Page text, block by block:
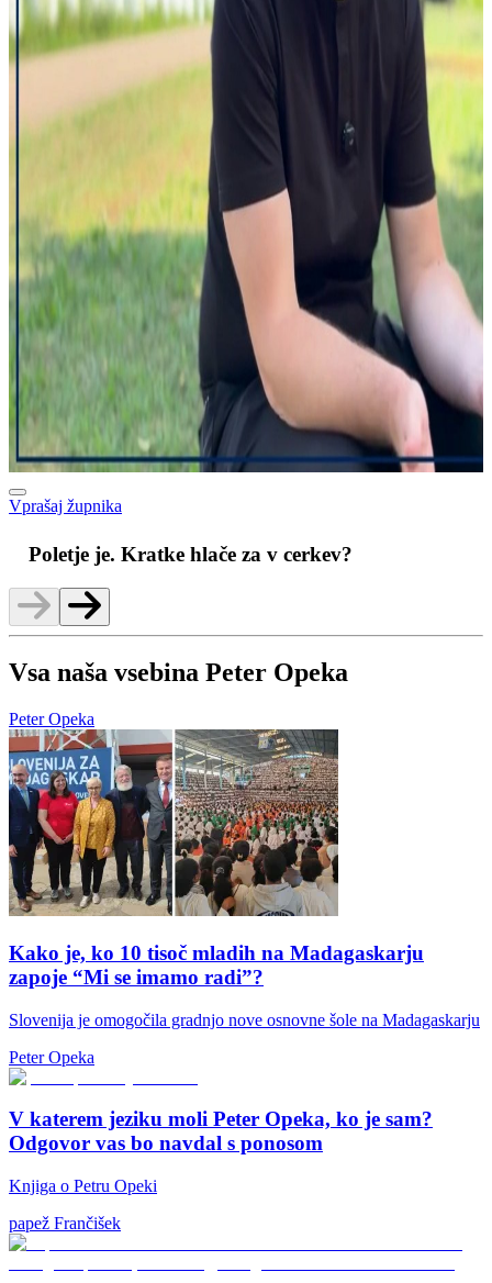
Vprašaj župnika
Poletje je. Kratke hlače za v cerkev?
Vsa naša vsebina Peter Opeka
Peter Opeka
Kako je, ko 10 tisoč mladih na Madagaskarju
zapoje “Mi se imamo radi”?
Slovenija je omogočila gradnjo nove osnovne šole na Madagaskarju
Peter Opeka
V katerem jeziku moli Peter Opeka, ko je sam?
Odgovor vas bo navdal s ponosom
Knjiga o Petru Opeki
papež Frančišek